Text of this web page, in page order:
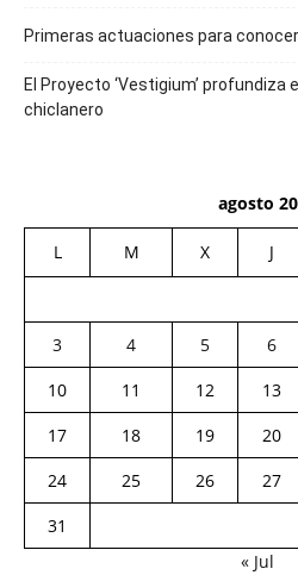
Primeras actuaciones para
El Proyecto ‘Vestigium’ profundiza
chiclanero
agosto
L M X J
3
4 5 6
10
11 12 13
17
18 19 20
24
25 26 27
31
« Jul